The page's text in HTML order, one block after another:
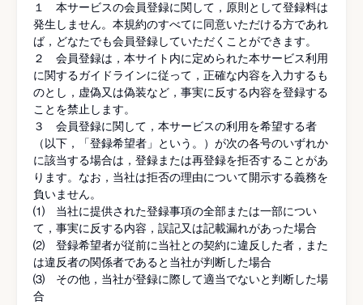
１ 本サービスの会員登録に関して，原則として登録料は
発生しません。本規約のすべてに同意いただける方であれ
ば，どなたでも会員登録していただくことができます。
２ 会員登録は，本サイト内に定められた本サービス利用
に関するガイドラインに従って，正確な内容を入力するも
のとし，虚偽又は偽装など，事実に反する内容を登録する
ことを禁止します。
３ 会員登録に関して，本サービスの利用を希望する者
（以下，「登録希望者」という。）が次の各号のいずれか
に該当する場合は，登録または再登録を拒否することがあ
ります。なお，当社は拒否の理由について開示する義務を
負いません。
⑴ 当社に提供された登録事項の全部または一部につい
て，事実に反する内容，誤記又は記載漏れがあった場合
⑵ 登録希望者が従前に当社との契約に違反した者，また
は違反者の関係者であると当社が判断した場合
⑶ その他，当社が登録に際して適当でないと判断した場
合